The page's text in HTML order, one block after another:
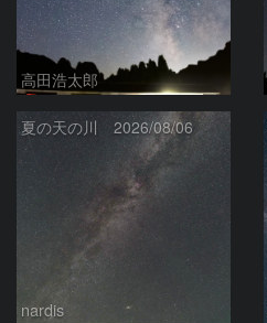
高田浩太郎
夏の天の川 2026/08/06
nardis